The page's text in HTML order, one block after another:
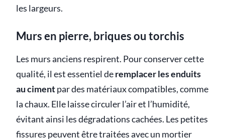
les largeurs.
Murs en pierre, briques ou torchis
Les murs anciens respirent. Pour conserver cette
qualité, il est essentiel deremplacer les enduits
au cimentpar des matériaux compatibles, comme
la chaux. Elle laisse circuler l’air et l’humidité,
évitant ainsi les dégradations cachées. Les petites
fissures peuvent être traitées avec un mortier